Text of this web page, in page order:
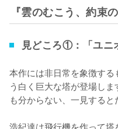
『雲のむこう、約束
見どころ①：「ユニ
本作には非日常を象徴す
う白く巨大な塔が登場し
も分からない、一見すると
浩紀達は飛行機を作って